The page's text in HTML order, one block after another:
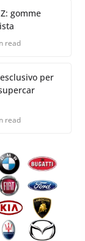
gomme
read
per
read